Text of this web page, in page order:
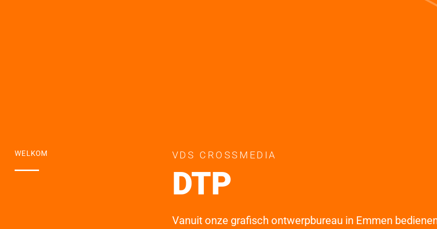
WELKOM VDS CROSSMEDIA
Branding
Vanuit onze grafisch ontwerpbureau in Emmen